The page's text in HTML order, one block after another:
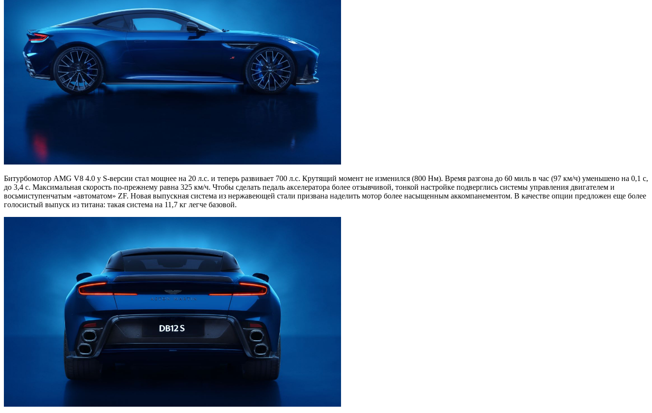
Битурбомотор AMG V8 4.0 у S-версии стал мощнее на 20 л.с. и теперь развивает 700 л.с. Крутящий момент не изменился (800 Нм). Время разгона до 60 миль в час (97 км/ч) уменьшено на 0,1 с,
до 3,4 с. Максимальная скорость по-прежнему равна 325 км/ч. Чтобы сделать педаль акселератора более отзывчивой, тонкой настройке подверглись системы управления двигателем и
восьмиступенчатым «автоматом» ZF. Новая выпускная система из нержавеющей стали призвана наделить мотор более насыщенным аккомпанементом. В качестве опции предложен еще более
голосистый выпуск из титана: такая система на 11,7 кг легче базовой.